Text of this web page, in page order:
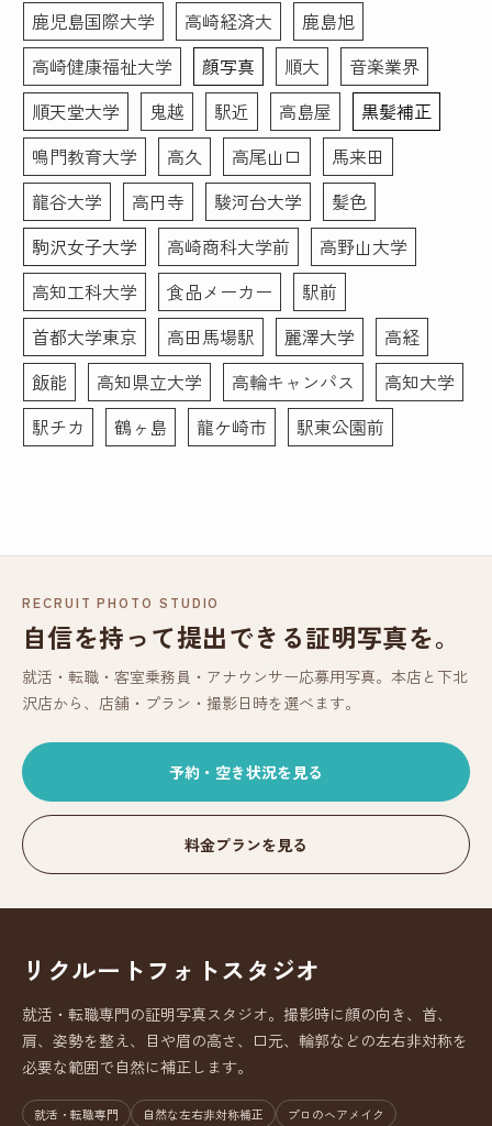
鹿児島国際大学
高崎経済大
鹿島旭
高崎健康福祉大学
顔写真 順大
音楽業界
順天堂大学
鬼越 駅近 高島屋
黒髪補正
鳴門教育大学
高久 高尾山口
馬来田
龍谷大学
高円寺 駿河台大学
髪色
駒沢女子大学
高崎商科大学前
高野山大学
高知工科大学
食品メーカー
駅前
首都大学東京
高田馬場駅 麗澤大学
高経
飯能
高知県立大学 高輪キャンパス
高知大学
駅チカ
鶴ヶ島 龍ケ崎市 駅東公園前
RECRUIT PHOTO STUDIO
自信を持って提出できる証明写真を。
就活・転職・客室乗務員・アナウンサー応募用写真。本店と下北
沢店から、店舗・プラン・撮影日時を選べます。
予約・空き状況を見る
料金プランを見る
リクルートフォトスタジオ
就活・転職専門の証明写真スタジオ。撮影時に顔の向き、首、
肩、姿勢を整え、目や眉の高さ、口元、輪郭などの左右非対称を
必要な範囲で自然に補正します。
就活・転職専門 自然な左右非対称補正
プロのヘアメイク